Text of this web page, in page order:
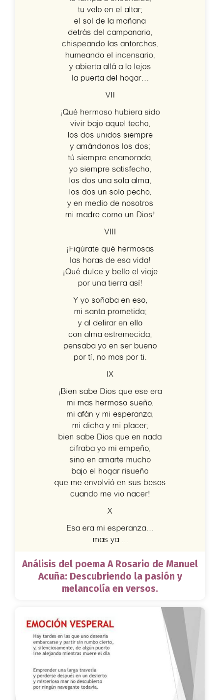
Análisis del poema A Rosario de Manuel
Acuña: Descubriendo la pasión y
melancolía en versos.